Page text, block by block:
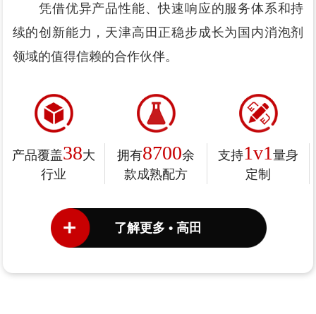
凭借优异产品性能、快速响应的服务体系和持
续的创新能力，天津高田正稳步成长为国内消泡剂
领域的值得信赖的合作伙伴。
产品覆盖38大
行业
拥有8700余
款成熟配方
支持1v1 量身
定制
了解更多 • 高田